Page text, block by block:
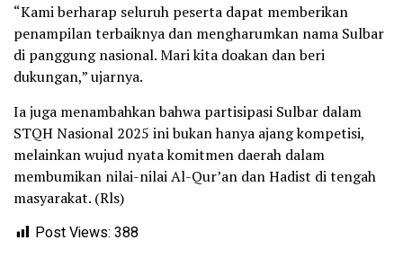
“Kami berharap seluruh peserta dapat memberikan
penampilan terbaiknya dan mengharumkan nama Sulbar
di panggung nasional. Mari kita doakan dan beri
dukungan,” ujarnya.
Ia juga menambahkan bahwa partisipasi Sulbar dalam
STQH Nasional 2025 ini bukan hanya ajang kompetisi,
melainkan wujud nyata komitmen daerah dalam
membumikan nilai-nilai Al-Qur’an dan Hadist di tengah
masyarakat. (Rls)
Post Views: 388